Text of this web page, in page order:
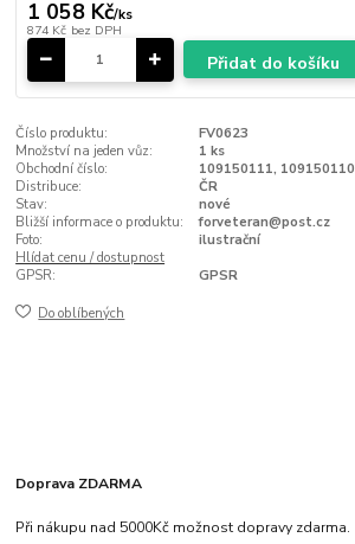
1 058 Kč/ks
874 Kč bez DPH
Přidat do košíku
Číslo produktu:
FV0623
Množství na jeden vůz:
1 ks
Obchodní číslo:
109150111, 109150110
Distribuce:
ČR
Stav:
nové
Bližší informace o produktu:
forveteran@post.cz
Foto:
ilustrační
Hlídat cenu / dostupnost
GPSR:
GPSR
Do oblíbených
Doprava ZDARMA
Při nákupu nad 5000Kč možnost dopravy zdarma.